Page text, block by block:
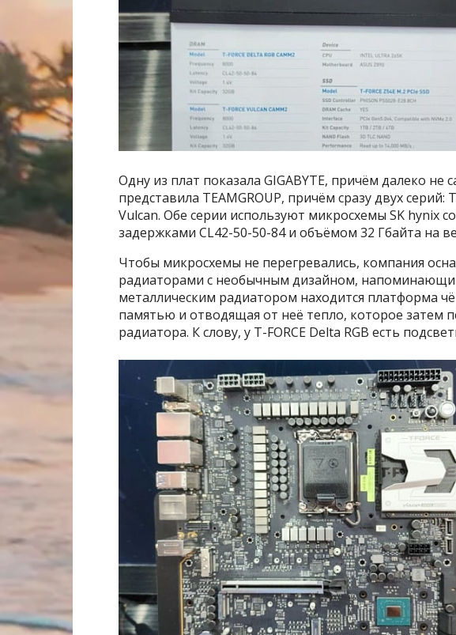
Одну из плат показала GIGABYTE, причём далеко
представила TEAMGROUP, причём сразу двух серий:
Vulcan. Обе серии используют микросхемы SK hynix
задержками CL42-50-50-84 и объёмом 32 Гбайта на
Чтобы микросхемы не перегревались, компания
радиаторами с необычным дизайном,
металлическим радиатором находится платформа
памятью и отводящая от неё тепло, которое затем
радиатора. К слову, у T-FORCE Delta RGB есть